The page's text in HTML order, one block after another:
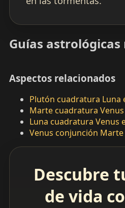
Guías
Aspectos relacionados
Plutón cuadratura Luna
Marte cuadratura
Luna cuadratura Venus
Venus conjunción
Descubre
de vida